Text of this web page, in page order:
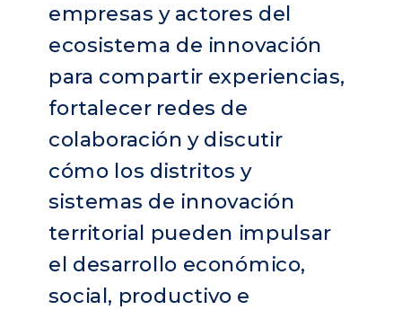
empresas y actores del
ecosistema de innovación
para compartir experiencias,
fortalecer redes de
colaboración y discutir
cómo los distritos y
sistemas de innovación
territorial pueden impulsar
el desarrollo económico,
social, productivo e